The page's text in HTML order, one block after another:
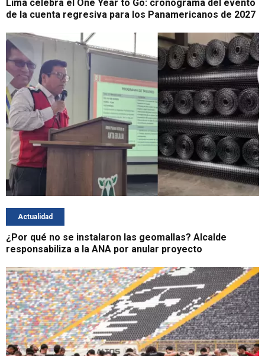
Lima celebra el One Year to Go: cronograma del evento
de la cuenta regresiva para los Panamericanos de 2027
Actualidad
¿Por qué no se instalaron las geomallas? Alcalde
responsabiliza a la ANA por anular proyecto